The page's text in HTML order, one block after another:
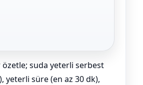
suda yeterli serbest
yeterli süre (en az 30 dk),